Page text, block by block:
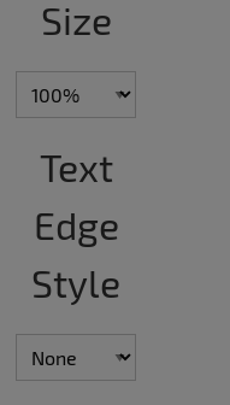
Size
Text
Edge
Style